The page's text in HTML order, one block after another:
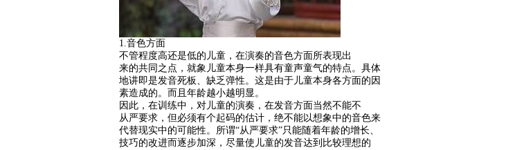
1.音色方面
不管程度高还是低的儿童，在演奏的音色方面所表现出
来的共同之点，就象儿童本身一样具有童声童气的特点。具体
地讲即是发音死板、缺乏弹性。这是由于儿童本身各方面的因
素造成的。而且年龄越小越明显。
因此，在训练中，对儿童的演奏，在发音方面当然不能不
从严要求，但必须有个起码的估计，绝不能以想象中的音色来
代替现实中的可能性。所谓“从严要求”只能随着年龄的增长、
技巧的改进而逐步加深，尽量使儿童的发音达到比较理想的